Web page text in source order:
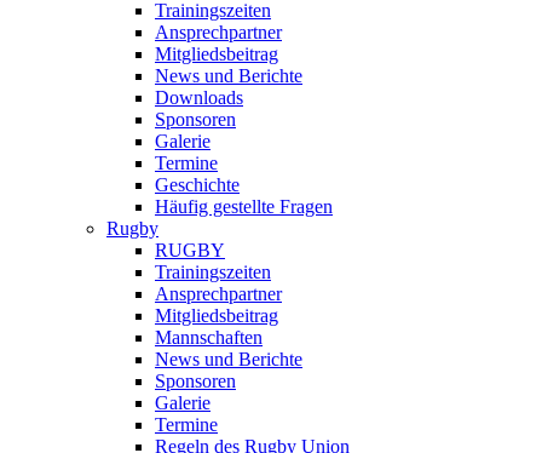
Trainingszeiten
Ansprechpartner
Mitgliedsbeitrag
News und Berichte
Downloads
Sponsoren
Galerie
Termine
Geschichte
Häufig gestellte Fragen
Rugby
RUGBY
Trainingszeiten
Ansprechpartner
Mitgliedsbeitrag
Mannschaften
News und Berichte
Sponsoren
Galerie
Termine
Regeln des Rugby Union